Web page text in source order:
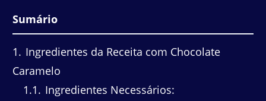
Sumário
1
Ingredientes da Receita com Chocolate
Caramelo
1.1
Ingredientes Necessários: